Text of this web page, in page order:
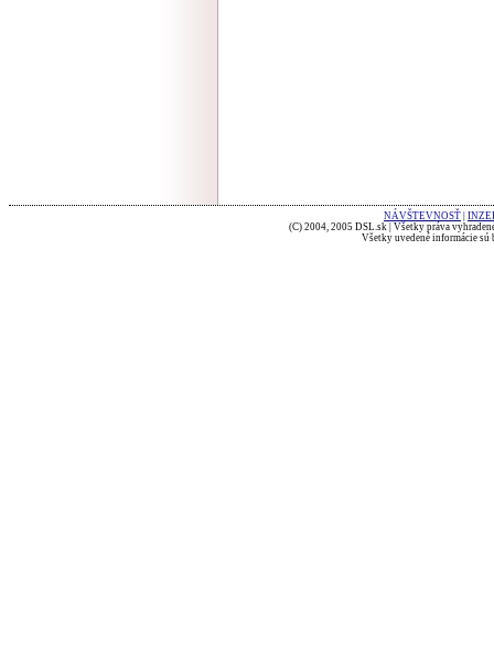
NÁVŠTEVNOSŤ
(C) 2004, 2005 DSL.sk | Všetky práva
Všetky uvedené informácie sú